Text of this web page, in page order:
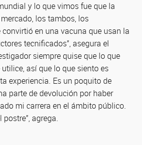
y lo que vimos fue que la
los tambos, los
convirtió en una vacuna que usan la
tecnificados”, asegura el
siempre quise que lo que
así que lo que siento es
experiencia. Es un poquito de
parte de devolución por haber
mi carrera en el ámbito público.
agrega.